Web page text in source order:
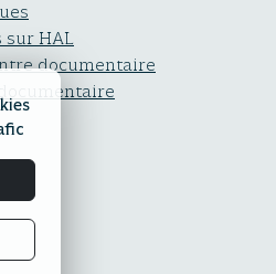
sur HAL
documentaire